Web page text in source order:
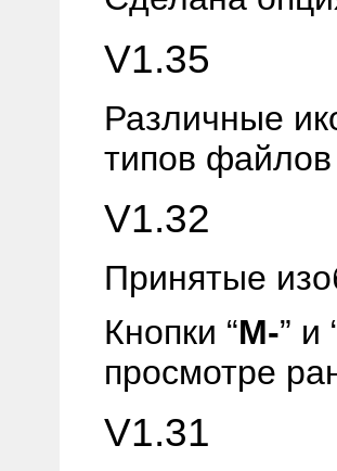
V1.35
Различные
типов
V1.32
Принятые
Кнопки “M-” и
просмотре
V1.31